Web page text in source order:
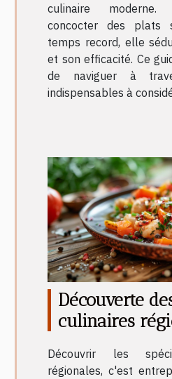
culinaire
concocter des plats
temps record, elle
et son efficacité. Ce
de naviguer à
indispensables à
Découverte
culinaires
Découvrir les
régionales, c'est